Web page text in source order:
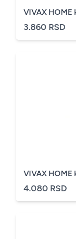
VIVAX HOME
3.860 RSD
VIVAX HOME
4.080 RSD